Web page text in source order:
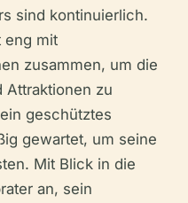
sind kontinuierlich.
eng mit
zusammen, um die
Attraktionen zu
geschütztes
gewartet, um seine
Mit Blick in die
an, sein